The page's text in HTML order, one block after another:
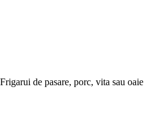
Frigarui de pasare, porc, vita sau oaie